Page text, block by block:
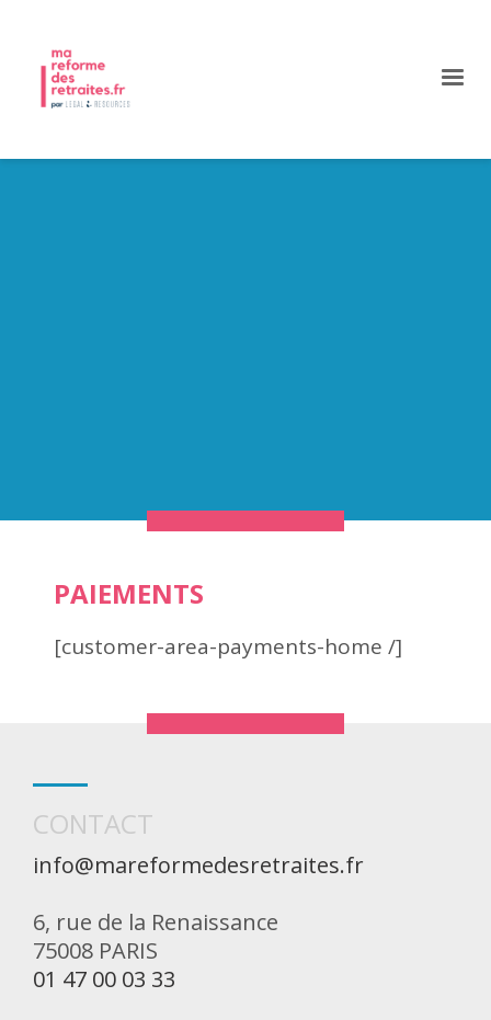
PAIEMENTS
[customer-area-payments-home /]
CONTACT
info@mareformedesretraites.fr
6, rue de la Renaissance
75008 PARIS
01 47 00 03 33